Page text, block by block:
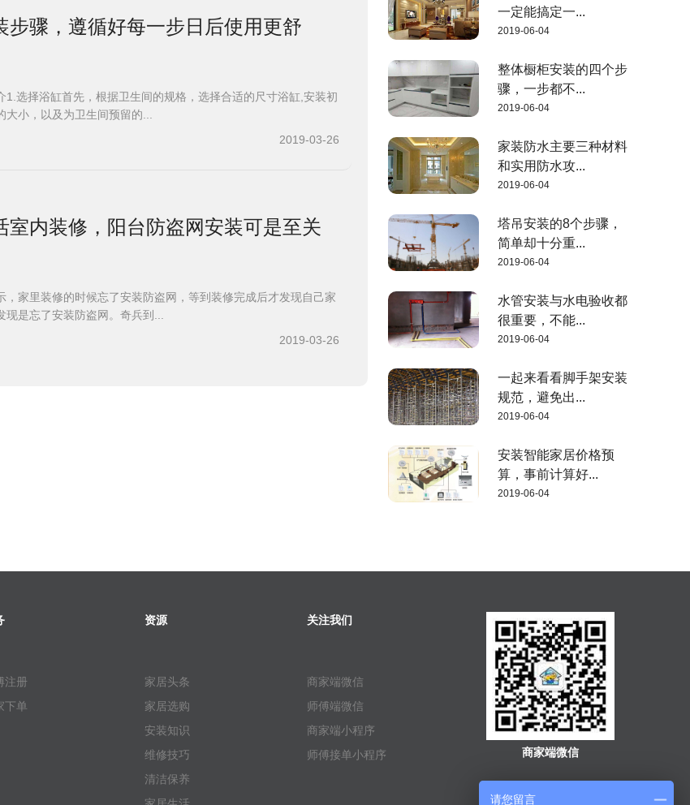
步骤，遵循好每一步日后使用更舒
1.选择浴缸首先，根据卫生间的规格，选择合适的尺寸浴缸,安装初
小，以及为卫生间预留的...
2019-03-26
室内装修，阳台防盗网安装可是至关
，家里装修的时候忘了安装防盗网，等到装修完成后才发现自己家
是忘了安装防盗网。奇兵到...
2019-03-26
一定能搞定一...
2019-06-04
整体橱柜安装的四个步
骤，一步都不...
2019-06-04
家装防水主要三种材料
和实用防水攻...
2019-06-04
塔吊安装的8个步骤，
简单却十分重...
2019-06-04
水管安装与水电验收都
很重要，不能...
2019-06-04
一起来看看脚手架安装
规范，避免出...
2019-06-04
安装智能家居价格预
算，事前计算好...
2019-06-04
注册
下单
资源
家居头条
家居选购
安装知识
维修技巧
清洁保养
关注我们
商家端微信
师傅端微信
商家端小程序
师傅接单小程序
商家端微信
请您留言